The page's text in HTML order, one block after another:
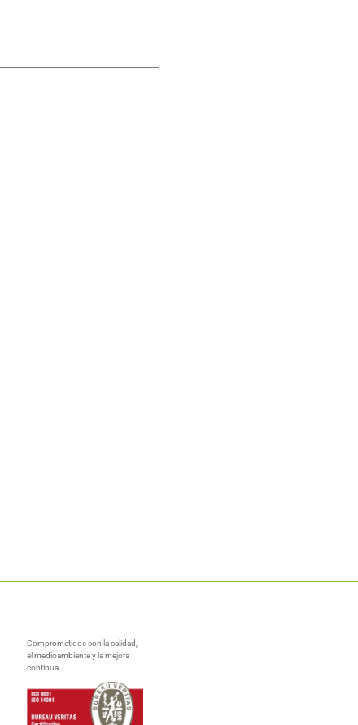
Comprometidos con la calidad,
el medioambiente y la mejora
continua.